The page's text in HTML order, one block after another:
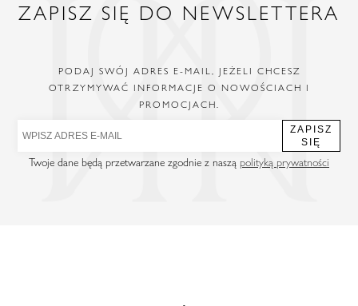
ZAPISZ SIĘ DO NEWSLETTERA
PODAJ SWÓJ ADRES E-MAIL, JEŻELI CHCESZ
OTRZYMYWAĆ INFORMACJE O NOWOŚCIACH I
PROMOCJACH.
ZAPISZ
SIĘ
Twoje dane będą przetwarzane zgodnie z naszą polityką prywatności